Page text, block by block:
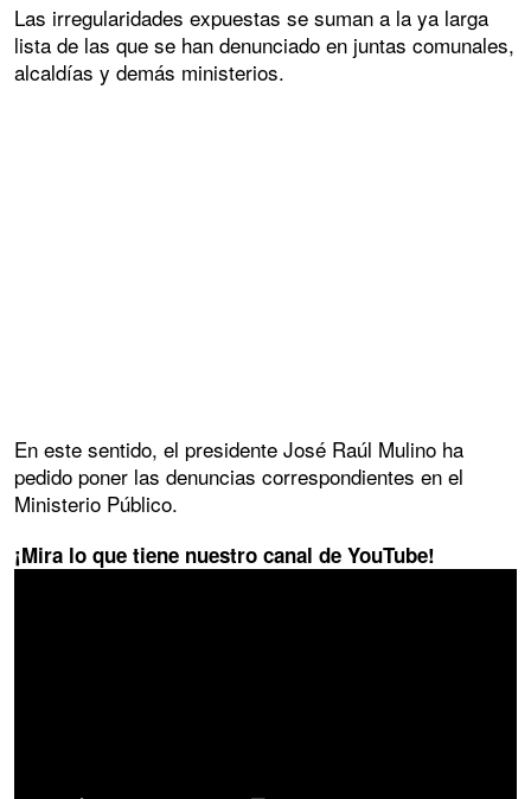
Las irregularidades expuestas se suman a la ya larga
lista de las que se han denunciado en juntas comunales,
alcaldías y demás ministerios.
En este sentido, el presidente José Raúl Mulino ha
pedido poner las denuncias correspondientes en el
Ministerio Público.
¡Mira lo que tiene nuestro canal de YouTube!